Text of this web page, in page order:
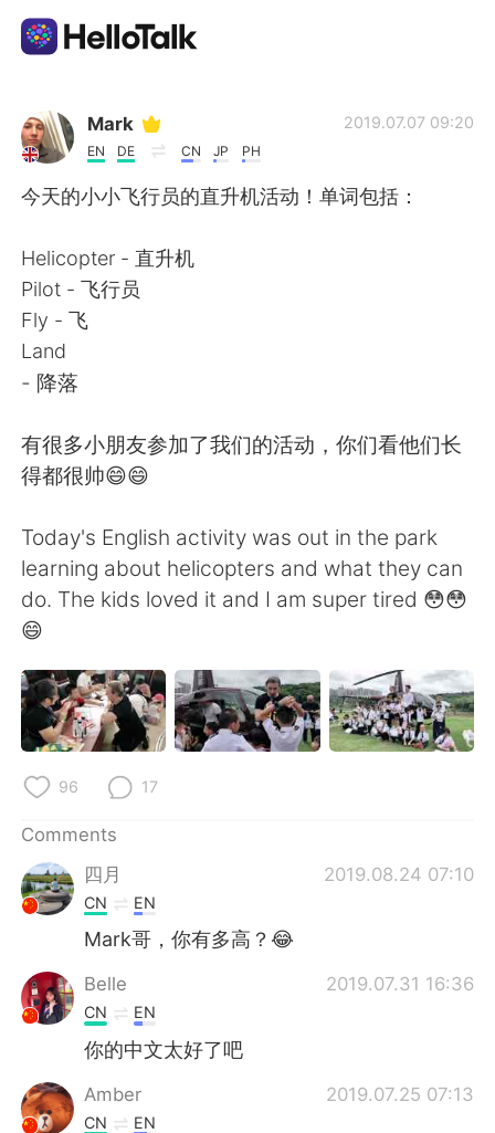
Language Exchange App
AI Grammar Checker
简体中文
Español
Français Deutsch
Русский
Indonesia Italiano
Türkçe Tiếng Việt
Português
Mark
EN DE CN JP PH
2019.07.07 09:20
今天的小小飞行员的直升机活动！单词包括：
Helicopter - 直升机
Pilot - 飞行员
Fly - 飞
Land
- 降落
有很多小朋友参加了我们的活动，你们看他们长
得都很帅😄😄
Today's English activity was out in the park
learning about helicopters and what they can
do. The kids loved it and I am super tired 😳😳
😄
96 17
Comments
四月
2019.08.24 07:10
CN EN
Mark哥，你有多高？😂
Belle 2019.07.31 16:36
CN EN
你的中文太好了吧
Amber 2019.07.25 07:13
CN EN